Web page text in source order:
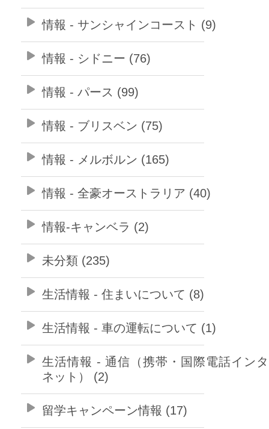
情報 - サンシャインコースト (9)
情報 - シドニー (76)
情報 - パース (99)
情報 - ブリスベン (75)
情報 - メルボルン (165)
情報 - 全豪オーストラリア (40)
情報-キャンベラ (2)
未分類 (235)
生活情報 - 住まいについて (8)
生活情報 - 車の運転について (1)
生活情報 - 通信（携帯・国際電話イン
ネット） (2)
留学キャンペーン情報 (17)